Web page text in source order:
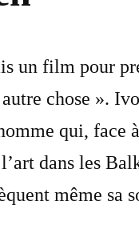
un film pour
chose ».
qui, face
dans les
même sa